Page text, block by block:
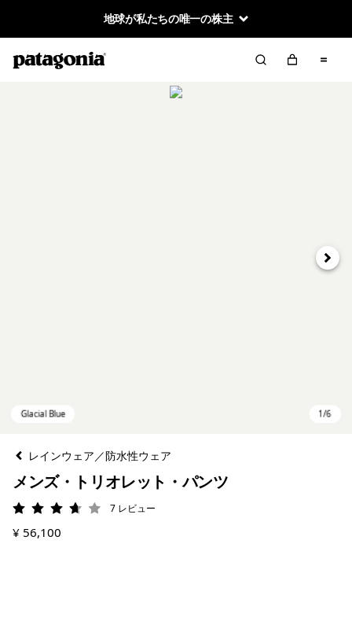
地球が私たちの唯一の株主
次へ
レインウェア／防水性ウェア
メンズ・トリオレット・パンツ
評価: 3.7 / 5
7 レビュー
¥ 56,100